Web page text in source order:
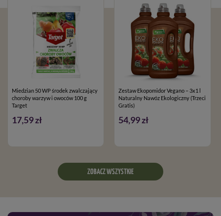
Miedzian 50 WP środek zwalczający
choroby warzyw i owoców 100 g
Target
17,59 zł
Zestaw Ekopomidor Vegano – 3x1 l
Naturalny Nawóz Ekologiczny (Trzeci
Gratis)
54,99 zł
ZOBACZ WSZYSTKIE